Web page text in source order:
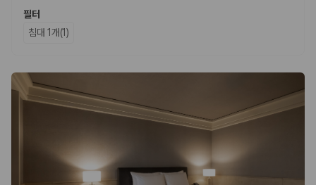
차종별 최저가 비교:
인원에 맞는 차종별 가격을 비교합니다.
보험 조건 비교:
확인합니다.
실시간 예약:
제주렌트카 실시간 가격비교 바로가기
제주 렌트카를 찾을 때 꼭 비교해야 하는 기준
1. 단순 최저가가 아니라 실제 결제 조건을 비교하세요
필터
침대 1개(1)